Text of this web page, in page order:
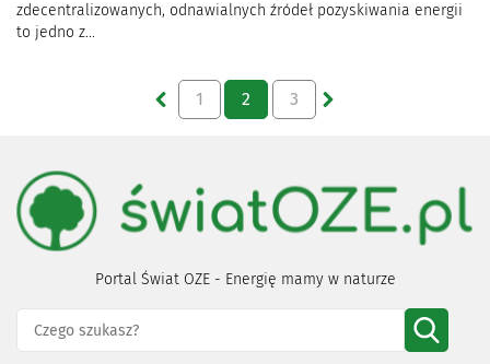
zdecentralizowanych, odnawialnych źródeł pozyskiwania energii
to jedno z...
1 2 3
Portal Świat OZE - Energię mamy w naturze